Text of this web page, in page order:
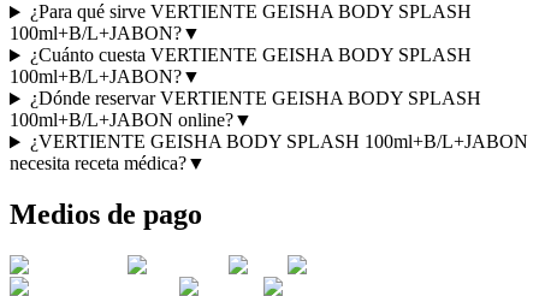
¿Para qué sirve VERTIENTE GEISHA BODY SPLASH
100ml+B/L+JABON?▼
¿Cuánto cuesta VERTIENTE GEISHA BODY SPLASH
100ml+B/L+JABON?▼
¿Dónde reservar VERTIENTE GEISHA BODY SPLASH
100ml+B/L+JABON online?▼
¿VERTIENTE GEISHA BODY SPLASH 100ml+B/L+JABON
necesita receta médica?▼
Medios de pago